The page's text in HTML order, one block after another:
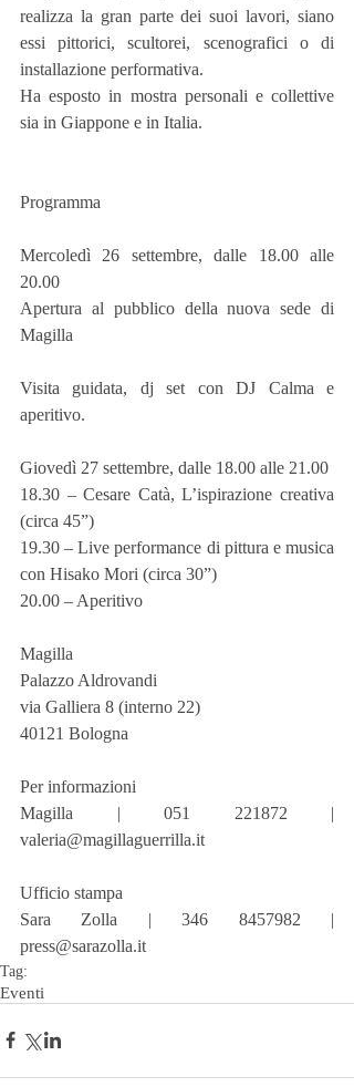
realizza la gran parte dei suoi lavori, siano
essi pittorici, scultorei, scenografici o di
installazione performativa.
Ha esposto in mostra personali e collettive
sia in Giappone e in Italia.
Programma
Mercoledì 26 settembre, dalle 18.00 alle
20.00
Apertura al pubblico della nuova sede di
Magilla
Visita guidata, dj set con DJ Calma e
aperitivo.
Giovedì 27 settembre, dalle 18.00 alle 21.00
18.30 – Cesare Catà, L’ispirazione creativa
(circa 45”)
19.30 – Live performance di pittura e musica
con Hisako Mori (circa 30”)
20.00 – Aperitivo
Magilla
Palazzo Aldrovandi
via Galliera 8 (interno 22)
40121 Bologna
Per informazioni
Magilla | 051 221872 |
valeria@magillaguerrilla.it
Ufficio stampa
Sara Zolla | 346 8457982 |
press@sarazolla.it
Tag:
Eventi